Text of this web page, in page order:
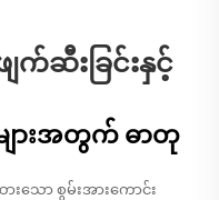
က်ဆီးခြင်းနှင့်
ျားအတွက် ဓာတု
းသော စွမ်းအားကောင်း